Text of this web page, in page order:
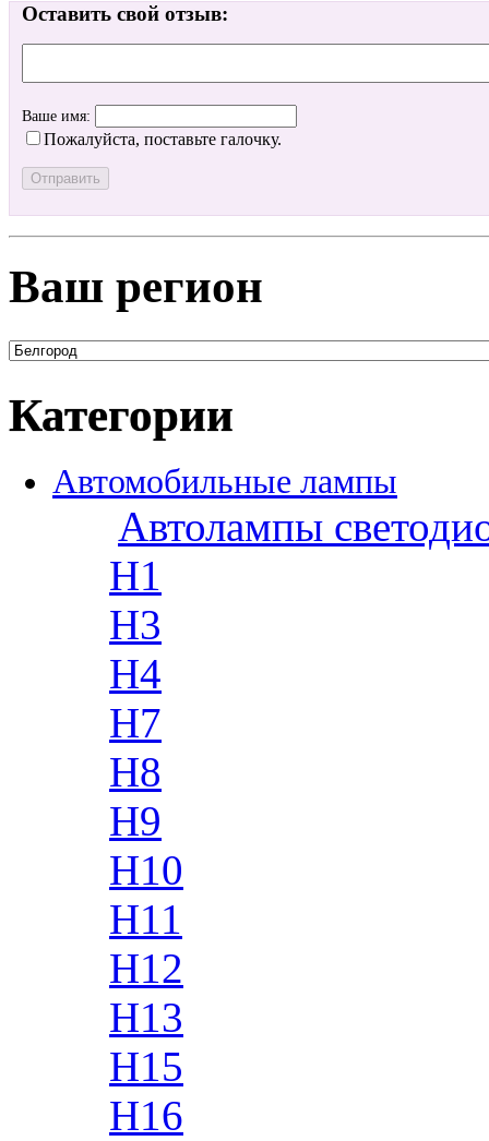
Оставить свой отзыв:
Ваше имя:
Пожалуйста, поставьте галочку.
Ваш регион
Категории
Автомобильные лампы
Автолампы
H1
H3
H4
H7
H8
H9
H10
H11
H12
H13
H15
H16